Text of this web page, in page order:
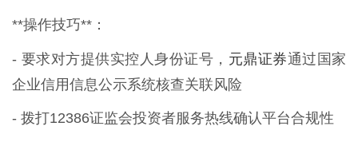
**操作技巧**：
- 要求对方提供实控人身份证号， 元鼎证券通过国家
企业信用信息公示系统核查关联风险
- 拨打12386证监会投资者服务热线确认平台合规性